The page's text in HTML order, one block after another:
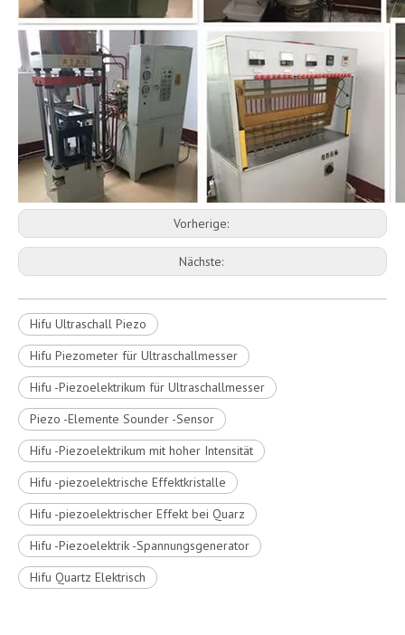
Vorherige:
Nächste:
Hifu Ultraschall Piezo
Hifu Piezometer für Ultraschallmesser
Hifu -Piezoelektrikum für Ultraschallmesser
Piezo -Elemente Sounder -Sensor
Hifu -Piezoelektrikum mit hoher Intensität
Hifu -piezoelektrische Effektkristalle
Hifu -piezoelektrischer Effekt bei Quarz
Hifu -Piezoelektrik -Spannungsgenerator
Hifu Quartz Elektrisch